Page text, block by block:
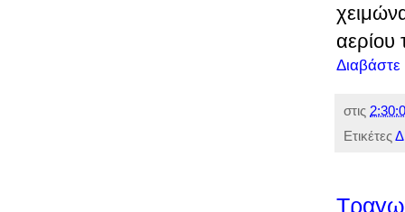
αερίου
στις
Ετικέτες